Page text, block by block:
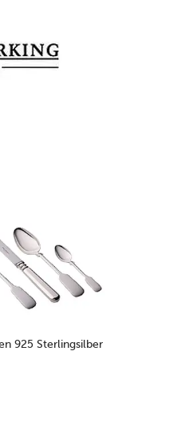
925 Sterlingsilber